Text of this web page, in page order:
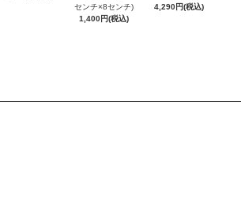
センチ×8センチ)
1,400円(税込)
4,290円(税込)